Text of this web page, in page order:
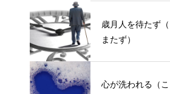
歳月人を待たず
またず）
心が洗われる（